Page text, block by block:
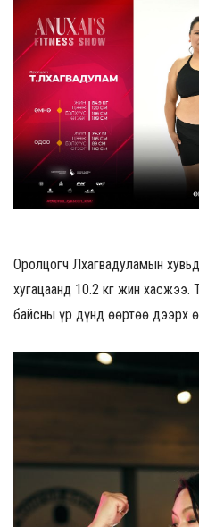
Оролцогч Лхагвадуламын
хугацаанд 10.2 кг жин хасжээ.
байсны үр дүнд өөртөө дээрх